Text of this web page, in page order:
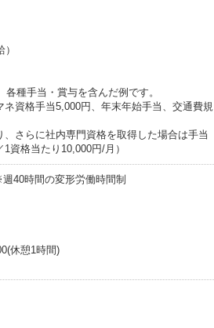
種手当・賞与を含んだ例です。
資格手当5,000円、年末年始手当、交通費規
さらに社内専門資格を取得した場合は手当
格当たり10,000円/月）
40時間の変形労働時間制
休憩1時間)